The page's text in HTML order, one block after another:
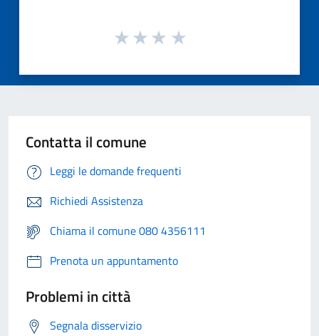
Contatta il comune
Leggi le domande frequenti
Richiedi Assistenza
Chiama il comune 080 4356111
Prenota un appuntamento
Problemi in città
Segnala disservizio